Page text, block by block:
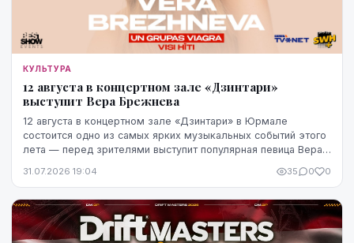
КУЛЬТУРА
12 августа в концертном зале «Дзинтари»
выступит Вера Брежнева
12 августа в концертном зале «Дзинтари» в Юрмале
состоится одно из самых ярких музыкальных событий этого
лета — перед зрителями выступит популярная певица Вера
31.07.2026 19:04 35 0 0